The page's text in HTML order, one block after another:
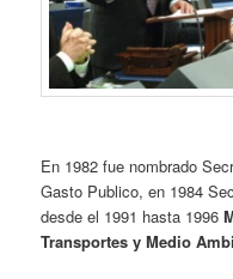
En 1982 fue nombrado
Gasto Publico, en 1984
desde el 1991 hasta 1996
Transportes y Medio